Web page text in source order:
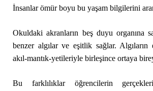
İnsanlar ömür boyu bu yaşam bilgilerini
Okuldaki akranların beş duyu organına
benzer algılar ve eşitlik sağlar.
akıl-mantık-yetileriyle birleşince ortaya
Bu farklılıklar öğrencilerin